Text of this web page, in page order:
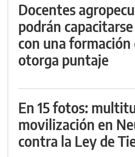
Docentes
podrán
con una
otorga puntaje
En 15 fotos:
movilización en
contra la Ley de